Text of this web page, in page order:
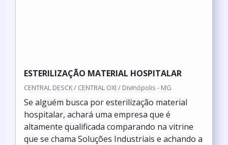
ESTERILIZAÇÃO MATERIAL HOSPITALAR
CENTRAL DESCK / CENTRAL OXI / Divinópolis - MG
Se alguém busca por esterilização material
hospitalar, achará uma empresa que é
altamente qualificada comparando na vitrine
que se chama Soluções Industriais e achando a